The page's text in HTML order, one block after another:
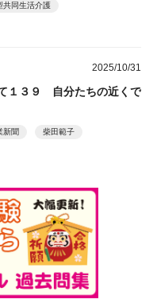
共同生活介護
2025/10/31
１３９ 自分たちの近くで
新聞 柴田範子